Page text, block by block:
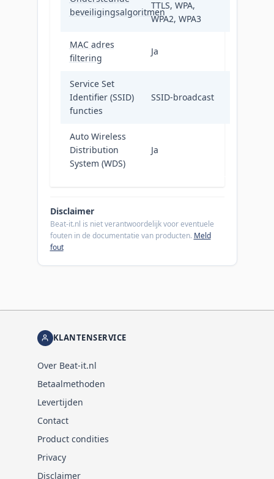
beveiligingsalgoritmen
TTLS, WPA,
WPA2, WPA3
MAC adres
filtering
Ja
Service Set
Identifier (SSID)
functies
SSID-broadcast
Auto Wireless
Distribution
System (WDS)
Ja
Disclaimer
Beat-it.nl is niet verantwoordelijk voor eventuele
fouten in de documentatie van producten. Meld
fout
KLANTENSERVICE
Over Beat-it.nl
Betaalmethoden
Levertijden
Contact
Product condities
Privacy
Disclaimer